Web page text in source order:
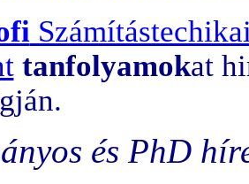
tanfolyamokat
és PhD